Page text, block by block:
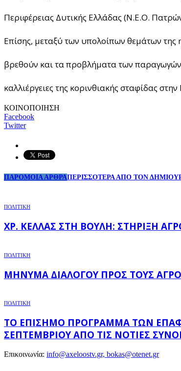
Περιφέρειας Δυτικής Ελλάδας (Ν.Ε.Ο.
Επίσης, μεταξύ των υπολοίπων θεμάτων της
βρεθούν και τα προβλήματα των παραγωγών
καλλιέργειες της κορινθιακής σταφίδας
ΚΟΙΝΟΠΟΙΗΣΗ
Facebook
Twitter
ΠΑΡΟΜΟΙΑ ΑΡΘΡΑΠΕΡΙΣΣΟΤΕΡΑ ΑΠΟ ΤΟΝ
ΠΟΛΙΤΙΚΗ
ΧΡ. ΚΈΛΛΑΣ ΣΤΗ ΒΟΥΛΉ: ΣΤΉΡΙΞΗ
ΠΟΛΙΤΙΚΗ
ΜΉΝΥΜΑ ΔΙΑΛΌΓΟΥ ΠΡΟΣ ΤΟΥΣ
ΠΟΛΙΤΙΚΗ
ΤΟ ΕΠΊΣΗΜΟ ΠΡΌΓΡΑΜΜΑ ΤΩΝ
ΣΕΠΤΕΜΒΡΊΟΥ ΑΠΌ ΤΙΣ ΝΌΤΙΕΣ
Επικοινωνία: info@axeloostv.gr, bokas@otenet.gr